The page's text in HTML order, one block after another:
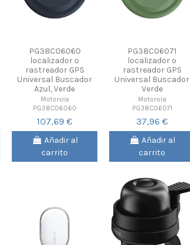
PG38C06060
localizador o
rastreador GPS
Universal Buscador
Azul, Verde
Motorola
PG38C06060
107,69 €
Añadir al
carrito
PG38C06071
localizador o
rastreador GPS
Universal Buscador
Verde
Motorola
PG38C06071
37,96 €
Añadir al
carrito